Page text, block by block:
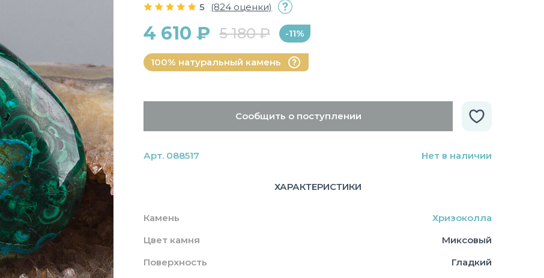
5 (824 оценки)
4 610 ₽ 5 180 ₽ -11%
100% натуральный камень
Сообщить о поступлении
Арт. 088517 Нет в наличии
ХАРАКТЕРИСТИКИ
Камень
Хризоколла
Цвет камня
Миксовый
Поверхность
Гладкий